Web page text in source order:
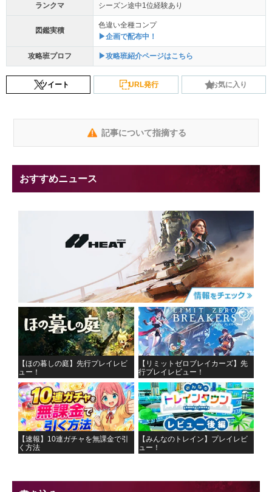
ランクマ シーズン途中1位経験あり
図鑑実積
色違い全種コンプ
▶企画で配布中！
攻略班プロフ ▶攻略班紹介ページはこちら
ツイート URL発行 お気に入り
記事について指摘する
おすすめニュース
【ほの暮しの庭】先行プレイレビ
ュー！
【リミットゼロブレイカーズ】先
行プレイレビュー！
【速報】10連ガチャを無課金で引
く方法
【みんなのトレイン】プレイレビ
ュー！